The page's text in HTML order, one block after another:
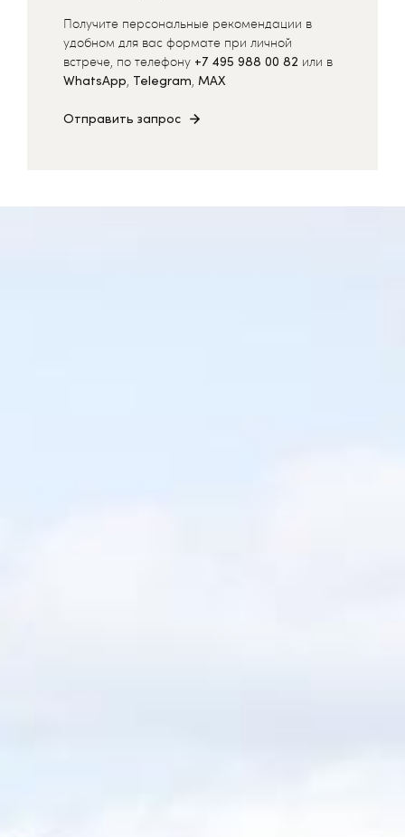
Получите персональные рекомендации в
удобном для вас формате при личной
встрече, по телефону +7 495 988 00 82 или в
WhatsApp, Telegram, MAX
Отправить запрос